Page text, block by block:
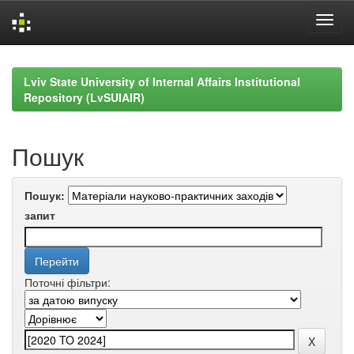
navigationLviv State University of Internal Affairs Institutional
Repository (LvSUIAIR)
Пошук
Пошук:
запит
Поточні фільтри: